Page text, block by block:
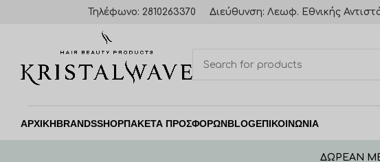
Τηλέφωνο: 2810263370 Διεύθυνση: Λεωφ. Εθνικής
ΑΡΧΙΚΗBRANDSSHOPΠΑΚΈΤΑ ΠΡΟΣΦΟΡΏΝBLOGΕΠΙΚΟΙΝΩΝΙΑ
ΔΩΡΕΑΝ